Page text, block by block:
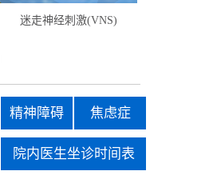
迷走神经刺激(VNS)
精神障碍 焦虑症
院内医生坐诊时间表